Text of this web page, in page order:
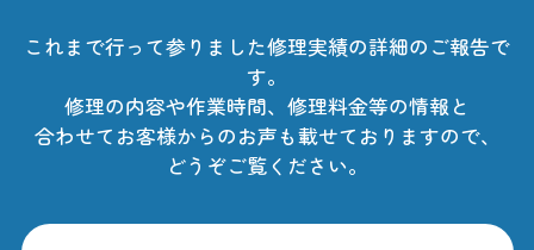
これまで行って参りました修理実績の詳細のご報告で
す。
修理の内容や作業時間、修理料金等の情報と
合わせてお客様からのお声も載せておりますので、
どうぞご覧ください。